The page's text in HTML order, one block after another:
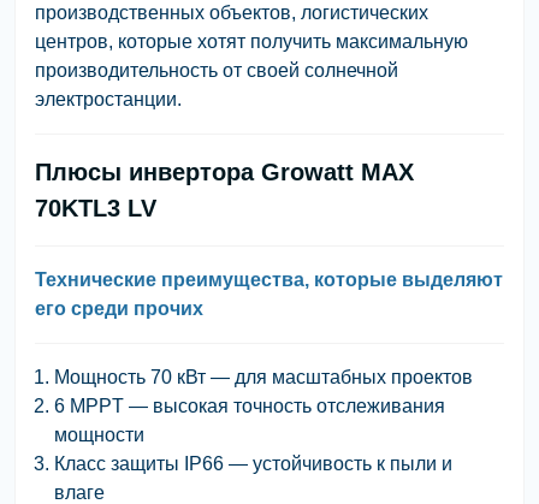
производственных объектов, логистических
центров, которые хотят получить максимальную
производительность от своей солнечной
электростанции.
Плюсы инвертора Growatt MAX
70KTL3 LV
Технические преимущества, которые выделяют
его среди прочих
Мощность 70 кВт — для масштабных проектов
6 MPPT — высокая точность отслеживания
мощности
Класс защиты IP66 — устойчивость к пыли и
влаге